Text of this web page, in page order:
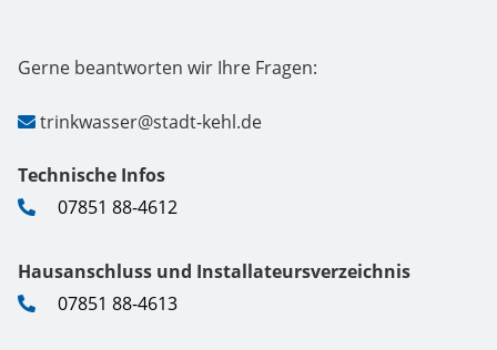
Gerne beantworten wir Ihre Fragen:
trinkwasser@stadt-kehl.de
Technische Infos
07851 88-4612
Hausanschluss und Installateursverzeichnis
07851 88-4613